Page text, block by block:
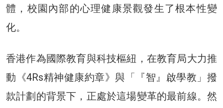
體，校園內部的心理健康景觀發生了根本性變
化。
香港作為國際教育與科技樞紐，在教育局大力推
動《4Rs精神健康約章》與「『智』啟學教」撥
款計劃的背景下，正處於這場變革的最前線。然